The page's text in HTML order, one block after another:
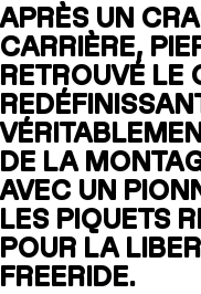
APRÈS UN
CARRIÈRE,
RETROUVÉ LE
DE LA
AVEC UN
LES PIQUETS
POUR LA
FREERIDE.